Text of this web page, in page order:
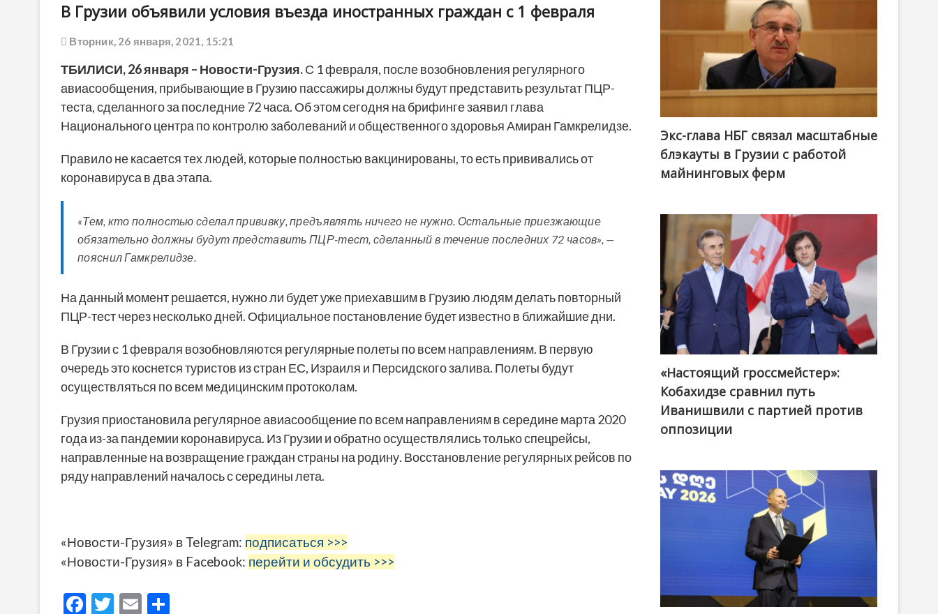
В Грузии объявили условия въезда иностранных граждан с 1 февраля
Вторник, 26 января, 2021, 15:21
ТБИЛИСИ,26 января – Новости-Грузия.С 1 февраля, после возобновления регулярного
авиасообщения, прибывающие в Грузию пассажиры должны будут представить результат ПЦР-
теста, сделанного за последние 72 часа. Об этом сегодня на брифинге заявил глава
Национального центра по контролю заболеваний и общественного здоровья Амиран Гамкрелидзе.
Правило не касается тех людей, которые полностью вакцинированы, то есть прививались от
коронавируса в два этапа.
«Тем, кто полностью сделал прививку, предъявлять ничего не нужно. Остальные приезжающие
обязательно должны будут представить ПЦР-тест, сделанный в течение последних 72 часов», —
пояснил Гамкрелидзе.
На данный момент решается, нужно ли будет уже приехавшим в Грузию людям делать повторный
ПЦР-тест через несколько дней. Официальное постановление будет известно в ближайшие дни.
В Грузии с 1 февраля возобновляются регулярные полеты по всем направлениям. В первую
очередь это коснется туристов из стран ЕС, Израиля и Персидского залива. Полеты будут
осуществляться по всем медицинским протоколам.
Грузия приостановила регулярное авиасообщение по всем направлениям в середине марта 2020
года из-за пандемии коронавируса. Из Грузии и обратно осуществлялись только спецрейсы,
направленные на возвращение граждан страны на родину. Восстановление регулярных рейсов по
ряду направлений началось с середины лета.
«Новости-Грузия» в Telegram: подписаться >>>
«Новости-Грузия» в Facebook: перейти и обсудить >>>
F
T
E
Экс-глава НБГ связал масштабные
блэкауты в Грузии с работой
майнинговых ферм
@ქართული ოცნება / Georgian Dream
«Настоящий гроссмейстер»:
Кобахидзе сравнил путь
Иванишвили с партией против
оппозиции